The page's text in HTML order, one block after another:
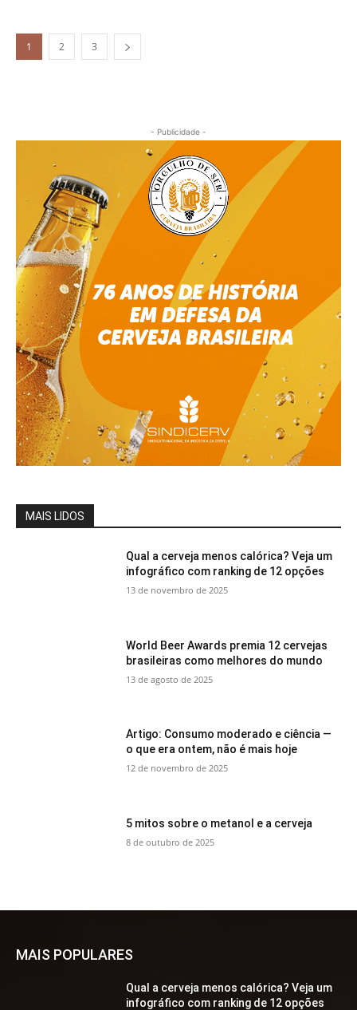
1 2 3
- Publicidade -
MAIS LIDOS
Qual a cerveja menos calórica? Veja um
infográfico com ranking de 12 opções
13 de novembro de 2025
World Beer Awards premia 12 cervejas
brasileiras como melhores do mundo
13 de agosto de 2025
Artigo: Consumo moderado e ciência —
o que era ontem, não é mais hoje
12 de novembro de 2025
5 mitos sobre o metanol e a cerveja
8 de outubro de 2025
MAIS POPULARES
Qual a cerveja menos calórica? Veja um
infográfico com ranking de 12 opções